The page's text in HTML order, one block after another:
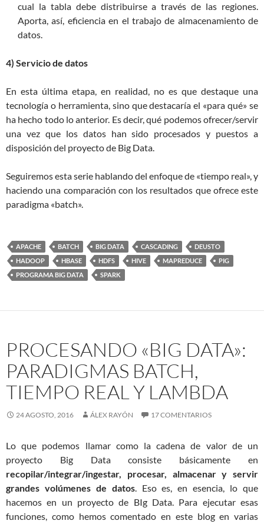
cual la tabla debe distribuirse a través de las regiones.
Aporta, así, eficiencia en el trabajo de almacenamiento de
datos.
4) Servicio de datos
En esta última etapa, en realidad, no es que destaque una
tecnología o herramienta, sino que destacaría el «para qué» se
ha hecho todo lo anterior. Es decir, qué podemos ofrecer/servir
una vez que los datos han sido procesados y puestos a
disposición del proyecto de Big Data.
Seguiremos esta serie hablando del enfoque de «tiempo real», y
haciendo una comparación con los resultados que ofrece este
paradigma «batch».
APACHE BATCH BIG DATA CASCADING
DEUSTO
HADOOP
HBASE HDFS HIVE MAPREDUCE
PIG
PROGRAMA BIG DATA
SPARK
PROCESANDO «BIG DATA»:
PARADIGMAS BATCH,
TIEMPO REAL Y LAMBDA
24 AGOSTO, 2016 ÁLEX RAYÓN 17 COMENTARIOS
Lo que podemos llamar como la cadena de valor de un
proyecto Big Data consiste básicamente en
recopilar/integrar/ingestar, procesar, almacenar y servir
grandes volúmenes de datos. Eso es, en esencia, lo que
hacemos en un proyecto de BIg Data. Para ejecutar esas
funciones, como hemos comentado en este blog en varias